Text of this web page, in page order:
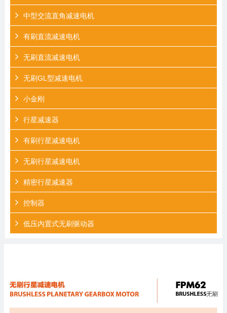
中型交流直角减速电机
有刷直流减速电机
无刷直流减速电机
无刷GL型减速电机
小金刚
行星减速器
有刷行星减速电机
无刷行星减速电机
精密行星减速器
控制器
低压内置式无刷驱动器